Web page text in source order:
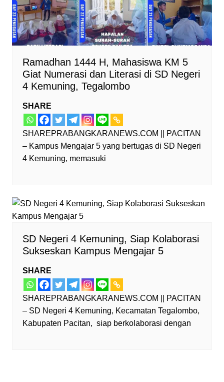
Ramadhan 1444 H, Mahasiswa KM 5
Giat Numerasi dan Literasi di SD Negeri
4 Kemuning, Tegalombo
SHARE
SHAREPRABANGKARANEWS.COM || PACITAN
– Kampus Mengajar 5 yang bertugas di SD Negeri
4 Kemuning, memasuki
SD Negeri 4 Kemuning, Siap Kolaborasi
Sukseskan Kampus Mengajar 5
SHARE
SHAREPRABANGKARANEWS.COM || PACITAN
– SD Negeri 4 Kemuning, Kecamatan Tegalombo,
Kabupaten Pacitan, siap berkolaborasi dengan